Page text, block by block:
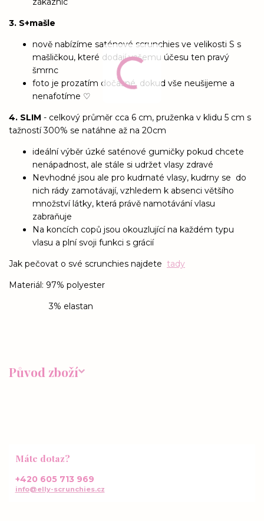
3. S+mašle
nově nabízíme saténové scrunchies ve velikosti S s
mašličkou, které dodají vašemu účesu ten pravý
šmrnc
foto je prozatím dočasné, dokud vše neušijeme a
nenafotíme ♡
4. SLIM - celkový průměr cca 6 cm, pruženka v klidu 5 cm s
tažností 300% se natáhne až na 20cm
ideální výběr úzké saténové gumičky pokud chcete
nenápadnost, ale stále si udržet vlasy zdravé
Nevhodné jsou ale pro kudrnaté vlasy, kudrny se do
nich rády zamotávají, vzhledem k absenci většího
množství látky, která právě namotávání vlasu
zabraňuje
Na koncích copů jsou okouzlující na každém typu
vlasu a plní svoji funkci s grácií
Jak pečovat o své scrunchies najdete tady
Materiál: 97% polyester
3% elastan
Původ zboží
Máte dotaz?
+420 605 713 969
info@elly-scrunchies.cz